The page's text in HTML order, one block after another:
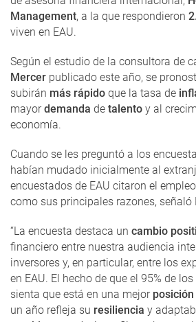
Management, a la que respondieron
viven en EAU.
Según el estudio de la consultora de
Mercer publicado este año, se
subirán más rápido que la tasa de
mayordemanda de talento y al
economía.
Cuando se les preguntó a los
habían mudado inicialmente al
encuestados de EAU citaron el
como sus principales razones, señaló
“La encuesta destaca un cambio
financiero entre nuestra audiencia
inversores y, en particular, entre los
en EAU. El hecho de que el 95% de
sienta que está en una mejor posición
un año refleja su resiliencia y